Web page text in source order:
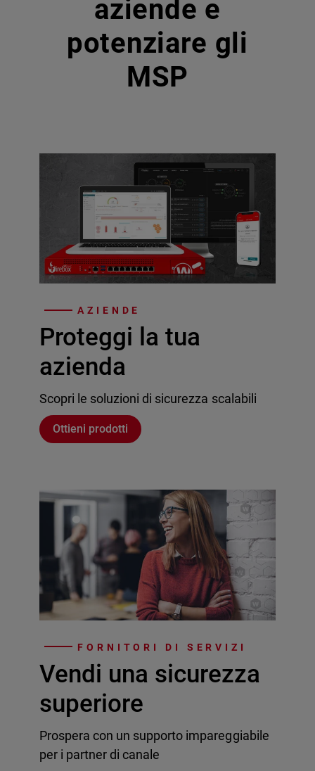
aziende e
potenziare gli
MSP
AZIENDE
Proteggi la tua
azienda
Scopri le soluzioni di sicurezza scalabili
Ottieni prodotti
FORNITORI DI SERVIZI
Vendi una sicurezza
superiore
Prospera con un supporto impareggiabile
per i partner di canale